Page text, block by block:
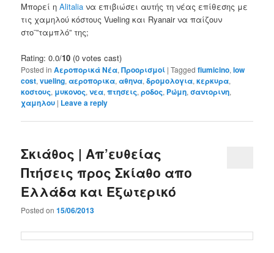
Μπορεί ηAlitaliaνα επιβιώσει αυτής τη νέας επίθεσης με
τις χαμηλού κόστους Vueling και Ryanair να παίζουν
στο¨”ταμπλό” της;
Rating: 0.0/10 (0 votes cast)
Posted in Αεροπορικά Νέα,Προορισμοί |Tagged fiumicino,low
cost,vueling,αεροπορικα,αθηνα,δρομολογια,κερκυρα,
κοστους, μυκονος,νεα,πτησεις,ροδος, Ρώμη,σαντορινη,
χαμηλου | Leave a reply
Σκιάθος | Απ’ευθείας
Πτήσεις προς Σκίαθο απο
Ελλάδα και Εξωτερικό
Posted on15/06/2013